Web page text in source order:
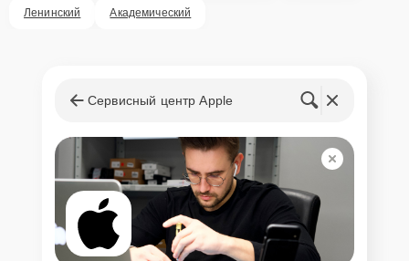
Ленинский Академический
Сервисный центр Apple